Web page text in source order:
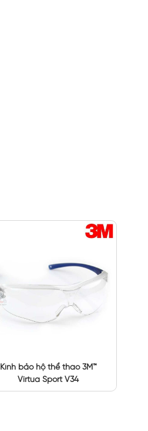
Kính bảo hộ thể thao 3M™
Virtua Sport V34